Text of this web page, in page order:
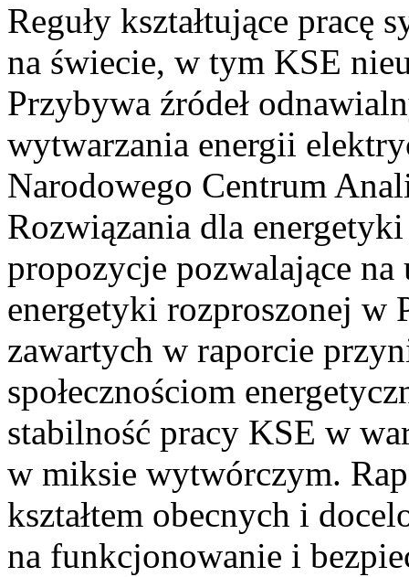
Reguły kształtujące pracę
na świecie, w tym KSE
Przybywa źródeł
wytwarzania energii
Narodowego Centrum
Rozwiązania dla
propozycje pozwalające
energetyki rozproszonej w
zawartych w raporcie
społecznościom
stabilność pracy KSE w
w miksie wytwórczym.
kształtem obecnych i
na funkcjonowanie i